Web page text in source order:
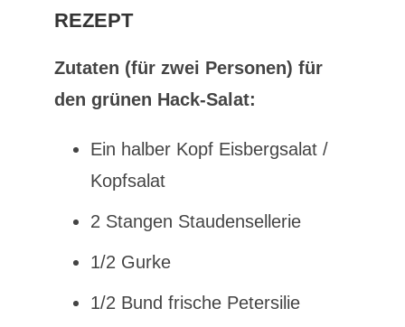
REZEPT
Zutaten (für zwei Personen) für
den grünen Hack-Salat:
Ein halber Kopf Eisbergsalat /
Kopfsalat
2 Stangen Staudensellerie
1/2 Gurke
1/2 Bund frische Petersilie